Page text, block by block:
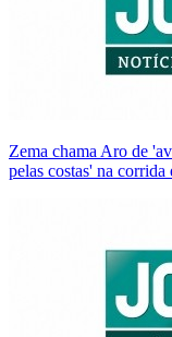
Zema chama Aro de
pelas costas' na corrida